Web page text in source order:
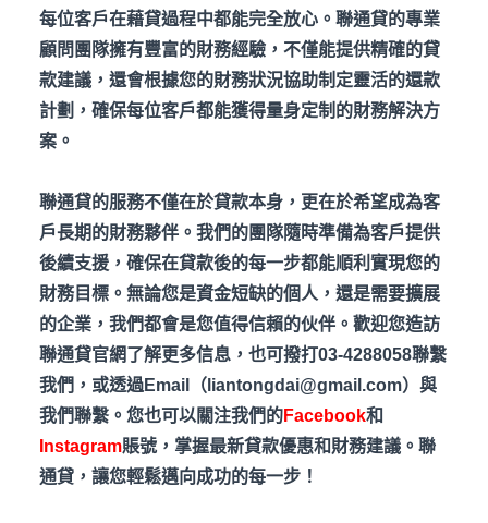
每位客戶在藉貸過程中都能完全放心。聯通貸的專業
顧問團隊擁有豐富的財務經驗，不僅能提供精確的貸
款建議，還會根據您的財務狀況協助制定靈活的還款
計劃，確保每位客戶都能獲得量身定制的財務解決方
案。
聯通貸的服務不僅在於貸款本身，更在於希望成為客
戶長期的財務夥伴。我們的團隊隨時準備為客戶提供
後續支援，確保在貸款後的每一步都能順利實現您的
財務目標。無論您是資金短缺的個人，還是需要擴展
的企業，我們都會是您值得信賴的伙伴。歡迎您造訪
聯通貸官網了解更多信息，也可撥打03-4288058聯繫
我們，或透過Email
（liantongdai@gmail.com）與
我們聯繫。您也可以關注我們的Facebook和
Instagram賬號，掌握最新貸款優惠和財務建議。聯
通貸，讓您輕鬆邁向成功的每一步！